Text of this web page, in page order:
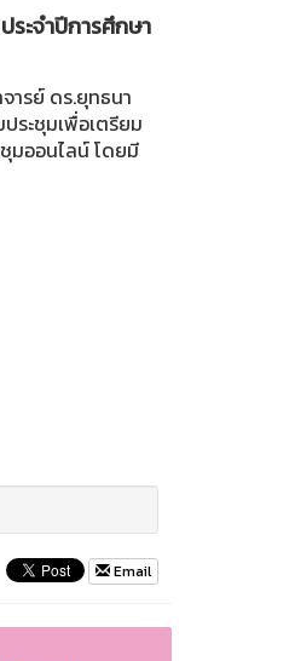
ะจำปีการศึกษา
ารย์ ดร.ยุทธนา
ระชุมเพื่อเตรียม
มออนไลน์ โดยมี
Email